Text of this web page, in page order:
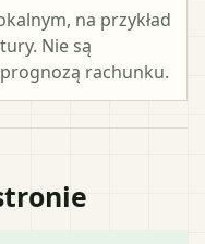
na przykład
Nie są
rachunku.